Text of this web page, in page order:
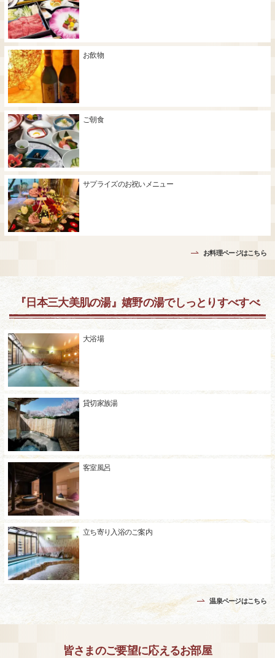
お飲物
ご朝食
サプライズのお祝いメニュー
お料理ページはこちら
『日本三大美肌の湯』嬉野の湯でしっとりすべすべ
大浴場
貸切家族湯
客室風呂
立ち寄り入浴のご案内
温泉ページはこちら
皆さまのご要望に応えるお部屋